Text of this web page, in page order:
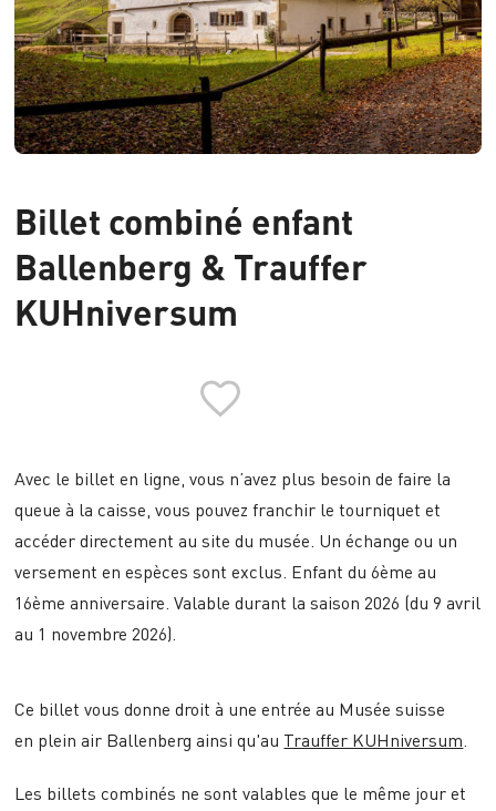
Billet combiné enfant
Ballenberg & Trauffer
KUHniversum
Avec le billet en ligne, vous n’avez plus besoin de faire la
queue à la caisse, vous pouvez franchir le tourniquet et
accéder directement au site du musée. Un échange ou un
versement en espèces sont exclus. Enfant du 6ème au
16ème anniversaire. Valable durant la saison 2026 (du 9 avril
au 1 novembre 2026).
Ce billet vous donne droit à une entrée au Musée suisse
en plein air Ballenberg ainsi qu'au Trauffer KUHniversum
Les billets combinés ne sont valables que le même jour et